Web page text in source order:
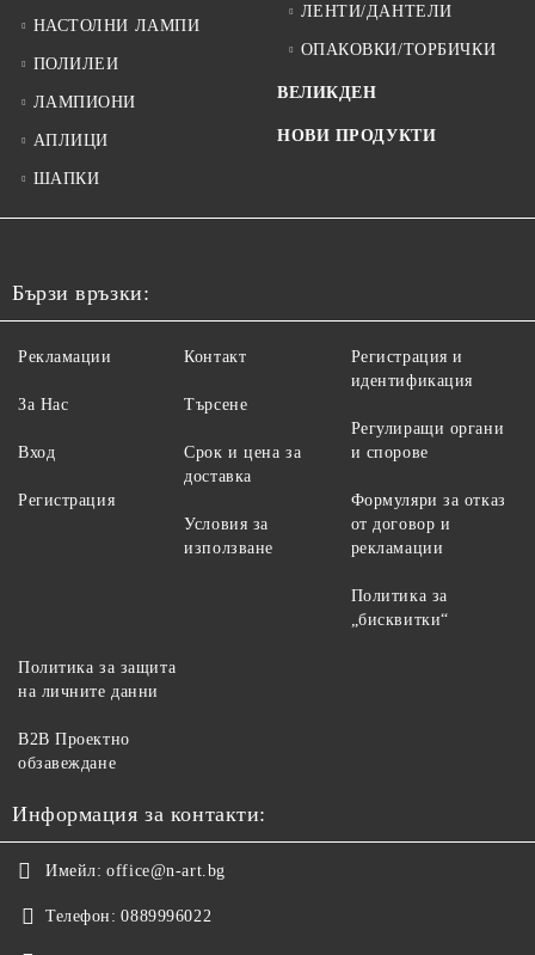
НАСТОЛНИ ЛАМПИ
ПОЛИЛЕИ
ЛАМПИОНИ
АПЛИЦИ
ШАПКИ
ЛЕНТИ/ДАНТЕЛИ
ОПАКОВКИ/ТОРБИЧКИ
ВЕЛИКДЕН
НОВИ ПРОДУКТИ
Бързи връзки:
Рекламации
За Нас
Вход
Регистрация
Контакт
Търсене
Срок и цена за
доставка
Условия за
използване
Регистрация и
идентификация
Регулиращи органи
и спорове
Формуляри за отказ
от договор и
рекламации
Политика за
„бисквитки“
Политика за защита
на личните данни
B2B Проектно
обзавеждане
Информация за контакти:
Имейл: office@n-art.bg
Телефон: 0889996022